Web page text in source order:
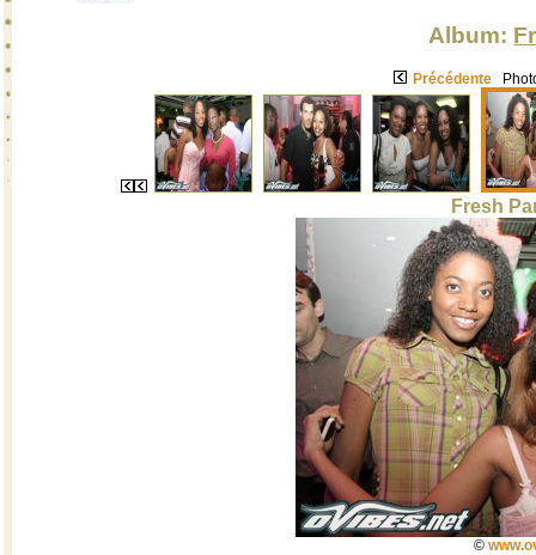
Album:
Précédente
Fresh
©